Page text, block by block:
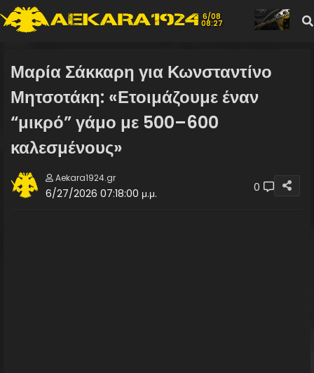
6/08
08:27
Μαρία Σάκκαρη για Κωνσταντίνο
Μητσοτάκη: «Ετοιμάζουμε έναν
“μικρό” γάμο με 500–600
καλεσμένους»
Aekara1924.gr
6/27/2026 07:18:00 μ.μ. 0